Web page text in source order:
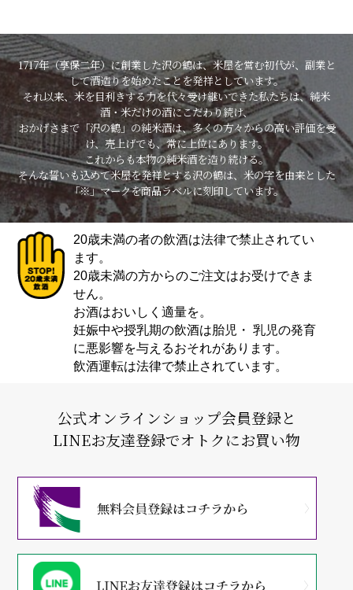
1717年（享保二年）に創業した沢の鶴は、米屋を営む初代が、副業と
して酒造りを始めたことを発祥としています。
それ以来、米を目利きする力を代々受け継いできた私たちは、純米
酒・米だけの酒にこだわり続け、
おかげさまで「沢の鶴」の純米酒は、多くの方々からの高い評価を受
け、売上げでも、常に上位にあります。
これからも本物の純米酒を造り続ける。
そんな誓いも込めて米屋を発祥とする沢の鶴は、米の字を由来とした
「※」マークを商品ラベルに刻印しています。
20歳未満の者の飲酒は法律で禁止されてい
ます。
20歳未満の方からのご注文はお受けできま
せん。
お酒はおいしく適量を。
妊娠中や授乳期の飲酒は胎児・ 乳児の発育
に悪影響を与えるおそれがあります。
飲酒運転は法律で禁止されています。
公式オンラインショップ会員登録と
LINEお友達登録でオトクにお買い物